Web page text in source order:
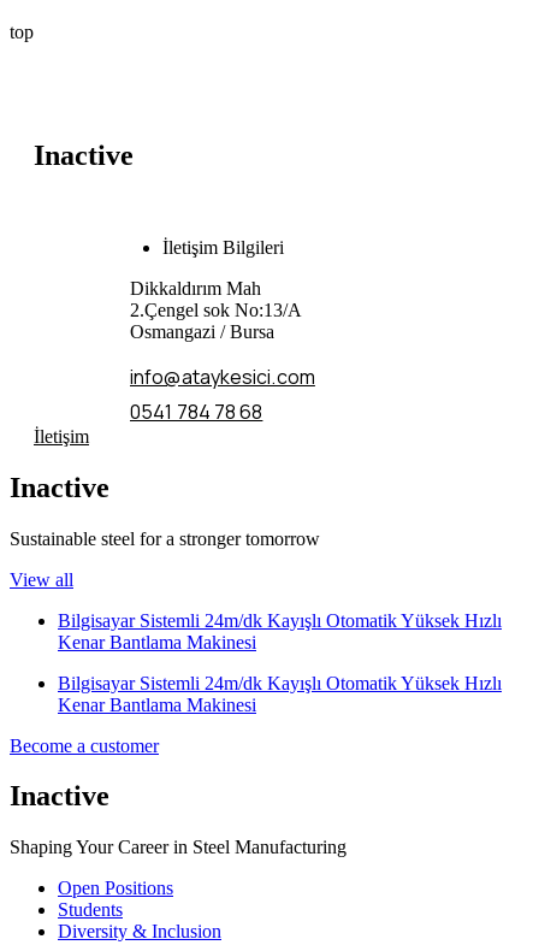
top
Inactive
İletişim Bilgileri
Dikkaldırım Mah
2.Çengel sok No:13/A
Osmangazi / Bursa
info@ataykesici.com
0541 784 78 68
İletişim
Inactive
Sustainable steel for a stronger tomorrow
View all
Bilgisayar Sistemli 24m/dk Kayışlı Otomatik Yüksek Hızlı
Kenar Bantlama Makinesi
Bilgisayar Sistemli 24m/dk Kayışlı Otomatik Yüksek Hızlı
Kenar Bantlama Makinesi
Become a customer
Inactive
Shaping Your Career in Steel Manufacturing
Open Positions
Students
Diversity & Inclusion